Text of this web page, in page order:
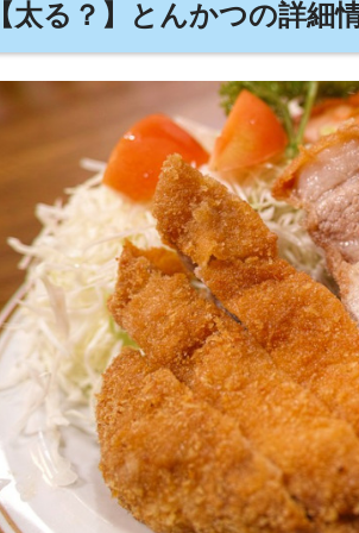
【太る？】とんかつの詳細